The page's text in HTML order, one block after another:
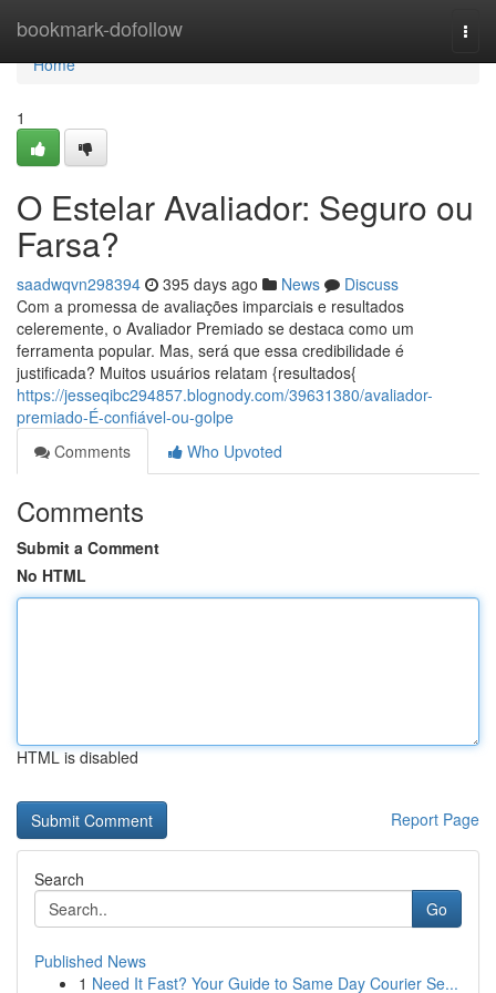
bookmark-dofollow
Home
Home
1
O Estelar Avaliador: Seguro ou
Farsa?
saadwqvn298394 395 days ago News
Discuss
Com a promessa de avaliações imparciais e resultados
celeremente, o Avaliador Premiado se destaca como um
ferramenta popular. Mas, será que essa credibilidade é
justificada? Muitos usuários relatam {resultados{
https://jesseqibc294857.blognody.com/39631380/avaliador-
premiado-É-confiável-ou-golpe
Comments
Who Upvoted
Comments
Submit a Comment
No HTML
HTML is disabled
Report Page
Search
Go
Published News
1 Need It Fast? Your Guide to Same Day Courier Se...